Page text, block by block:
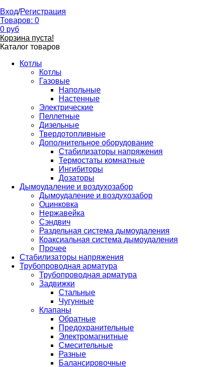
Вход/Регистрация
Товаров: 0
0 руб
Корзина пуста!
Каталог товаров
Котлы
Котлы
Газовые
Напольные
Настенные
Электрические
Пеллетные
Дизельные
Твердотопливные
Дополнительное оборудование
Стабилизаторы напряжения
Термостаты комнатные
Ингибиторы
Дозаторы
Дымоудаление и воздухозабор
Дымоудаление и воздухозабор
Оцинковка
Нержавейка
Сэндвич
Раздельная система дымоудаления
Коаксиальная система дымоудаления
Прочее
Стабилизаторы напряжения
Трубопроводная арматура
Трубопроводная арматура
Задвижки
Стальные
Чугунные
Клапаны
Обратные
Предохранительные
Электромагнитные
Смесительные
Разные
Балансировочные